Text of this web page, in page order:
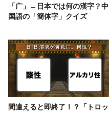
「广」←日本では何の漢字？中
国語の「簡体字」クイズ
間違えると即終了！？「トロッ